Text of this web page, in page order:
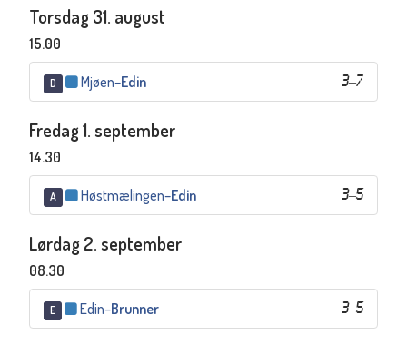
Torsdag 31. august
15.00
D 3–7
Mjøen–Edin
Fredag 1. september
14.30
A 3–5
Høstmælingen–Edin
Lørdag 2. september
08.30
E 3–5
Edin–Brunner